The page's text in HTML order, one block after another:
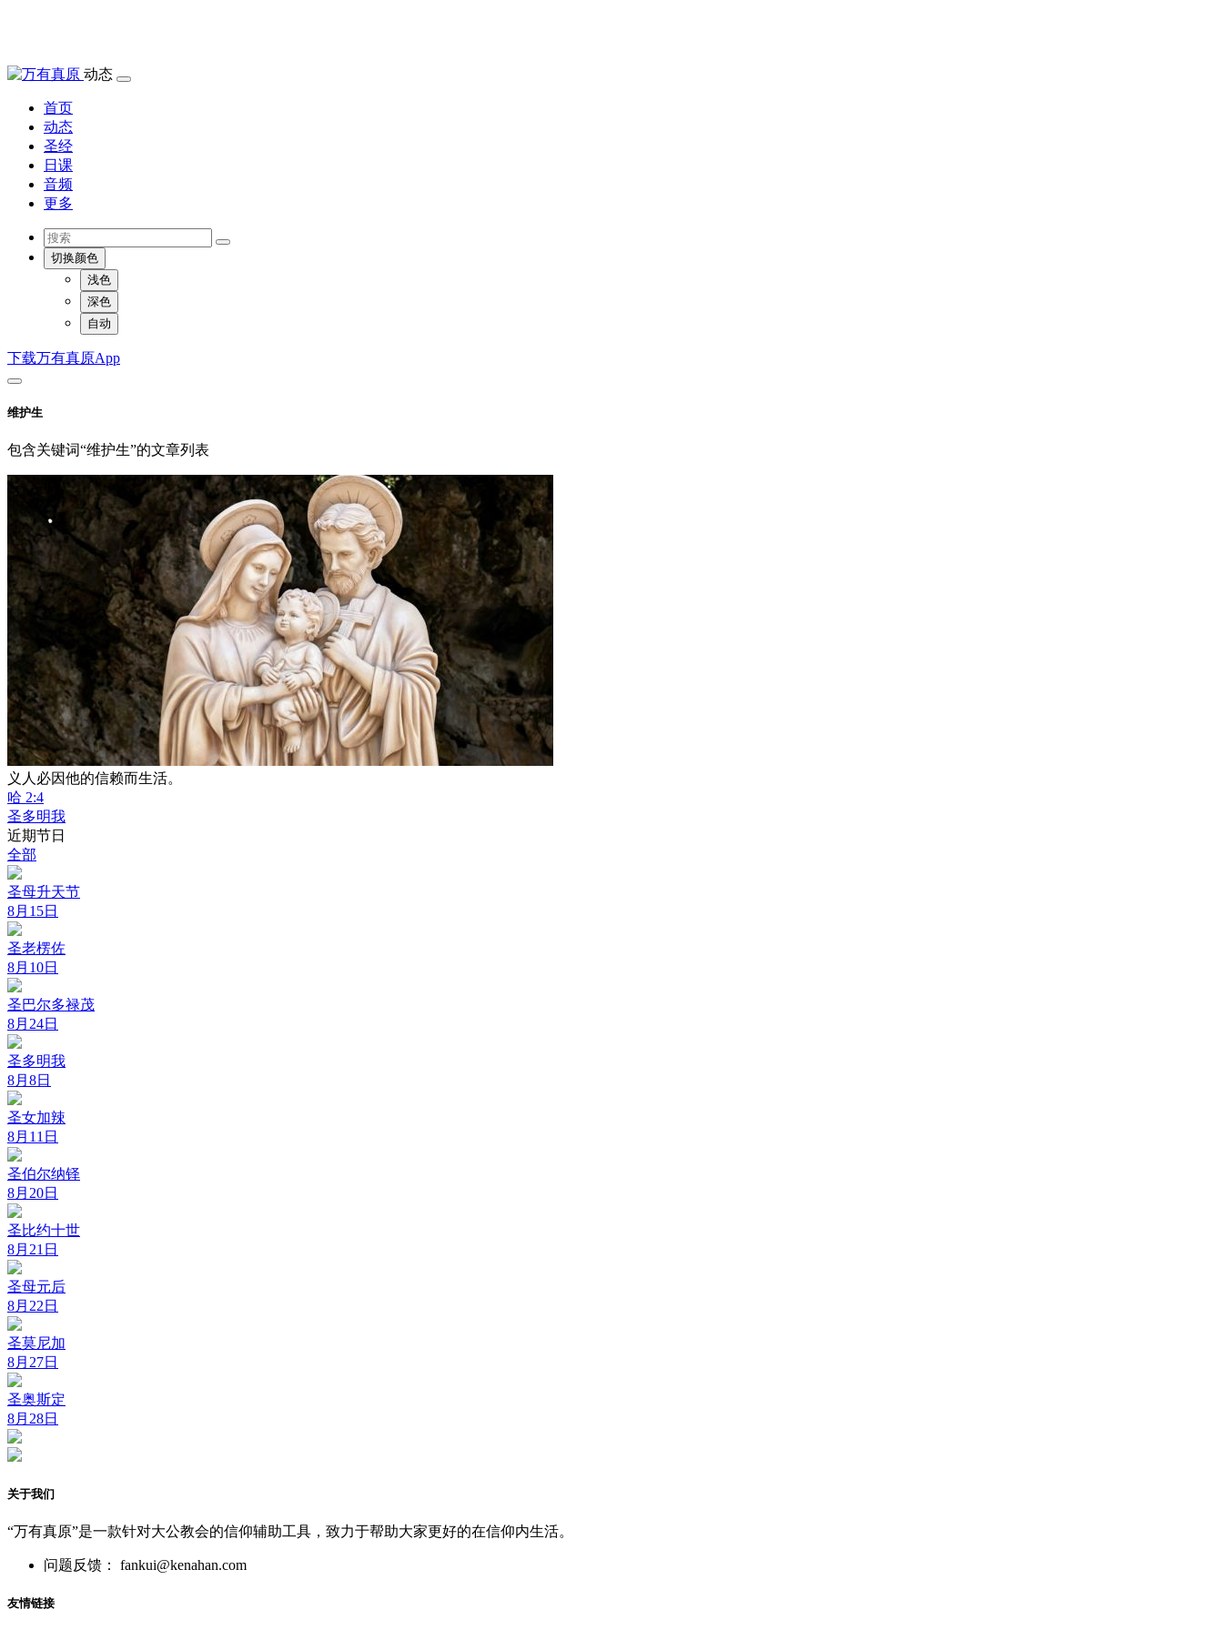
动态
首页
动态
圣经
日课
音频
更多
切换颜色
浅色
深色
自动
下载万有真原App
维护生
包含关键词“维护生”的文章列表
义人必因他的信赖而生活。
哈 2:4
圣多明我
近期节日
全部
圣母升天节
8月15日
圣老楞佐
8月10日
圣巴尔多禄茂
8月24日
圣多明我
8月8日
圣女加辣
8月11日
圣伯尔纳铎
8月20日
圣比约十世
8月21日
圣母元后
8月22日
圣莫尼加
8月27日
圣奥斯定
8月28日
关于我们
“万有真原”是一款针对大公教会的信仰辅助工具，致力于帮助大家更好的在信仰内生活。
问题反馈： fankui@kenahan.com
友情链接